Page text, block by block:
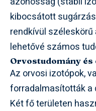
kibocsátott
rendkívül
lehetővé számos
Orvostudomány és
Az orvosi izotópok,
forradalmasították a
Két fő területen